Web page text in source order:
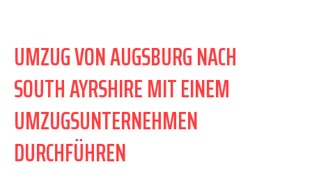
UMZUG VON AUGSBURG NACH
SOUTH AYRSHIRE MIT EINEM
UMZUGSUNTERNEHMEN
DURCHFÜHREN